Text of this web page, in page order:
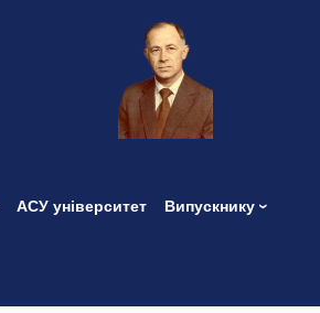
АСУ університет
Випускнику